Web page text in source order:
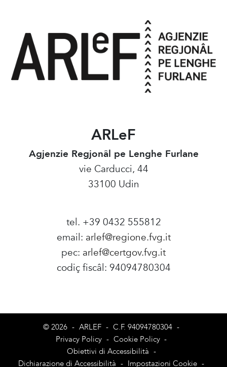
ARLeF
Agjenzie Regjonâl pe Lenghe Furlane
vie Carducci, 44
33100 Udin
tel. +39 0432 555812
email: arlef@regione.fvg.it
pec: arlef@certgov.fvg.it
codiç fiscâl: 94094780304
© 2026 - ARLEF - C.F. 94094780304 -
Privacy Policy - Cookie Policy -
Obiettivi di Accessibilità -
Dichiarazione di Accessibilità - Impostazioni Cookie -